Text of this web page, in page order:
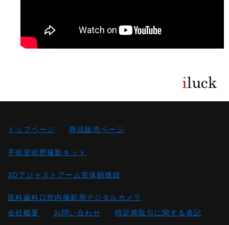
トップページ 商品販売ページ
手術室術野撮影キット
3Dアジャストアーム実体顕微鏡
医科歯科口腔内撮影用デジタルカメラ
会社概要
お問い合わせ 特定商取引に関する表記